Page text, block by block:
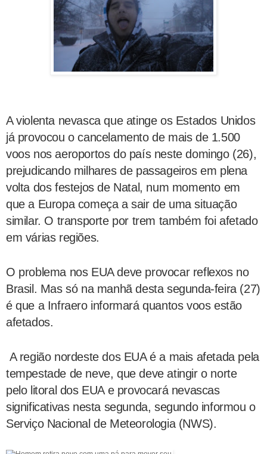
A violenta nevasca que atinge os Estados Unidos
já provocou o cancelamento de mais de 1.500
voos nos aeroportos do país neste domingo (26),
prejudicando milhares de passageiros em plena
volta dos festejos de Natal, num momento em
que a Europa começa a sair de uma situação
similar. O transporte por trem também foi afetado
em várias regiões.
O problema nos EUA deve provocar reflexos no
Brasil. Mas só na manhã desta segunda-feira (27)
é que a Infraero informará quantos voos estão
afetados.
A região nordeste dos EUA é a mais afetada pela
tempestade de neve, que deve atingir o norte
pelo litoral dos EUA e provocará nevascas
significativas nesta segunda, segundo informou o
Serviço Nacional de Meteorologia (NWS).